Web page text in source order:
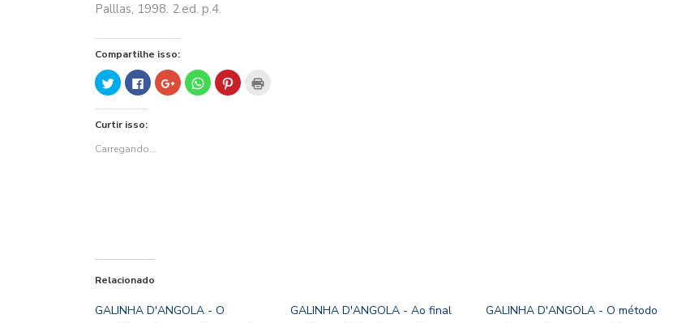
Palllas, 1998. 2.ed. p.4.
Compartilhe isso:
Clique
para
compartilhar
no
Twitter(abre
em
janela)
Clique
para
compartilhar
no
em
janela)
Compartilhe
no
Google+
Clique
para
compartilhar
Clique
para
Curtir isso:
Carregando...
Relacionado
GALINHA D'ANGOLA - O
GALINHA D'ANGOLA - Ao final
GALINHA D'ANGOLA - O método